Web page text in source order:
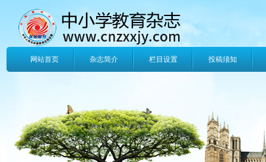
网站首页 杂志简介 栏目设置 投稿须知